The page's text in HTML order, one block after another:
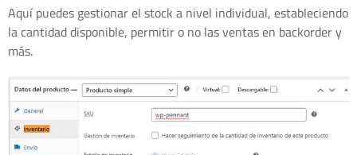
Aquí puedes gestionar el stock a nivel individual, estableciendo
la cantidad disponible, permitir o no las ventas en backorder y
más.